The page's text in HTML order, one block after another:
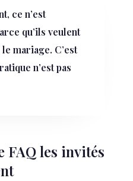
ce n’est
qu’ils veulent
mariage. C’est
n’est pas
FAQ les invités